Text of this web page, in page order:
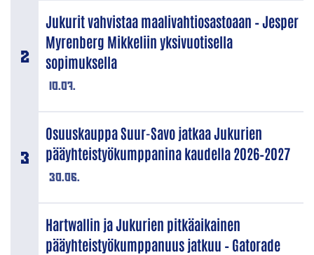
10.07.
Jukurit vahvistaa maalivahtiosastoaan – Jesper
Myrenberg Mikkeliin yksivuotisella
sopimuksella
30.06.
Osuuskauppa Suur-Savo jatkaa Jukurien
pääyhteistyökumppanina kaudella 2026–2027
Hartwallin ja Jukurien pitkäaikainen
pääyhteistyökumppanuus jatkuu – Gatorade